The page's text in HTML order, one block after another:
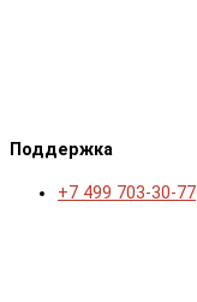
Поддержка
+7 499 703-30-77